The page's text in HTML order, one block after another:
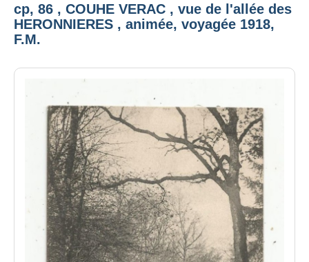
cp, 86 , COUHE VERAC , vue de l'allée des
HERONNIERES , animée, voyagée 1918,
F.M.